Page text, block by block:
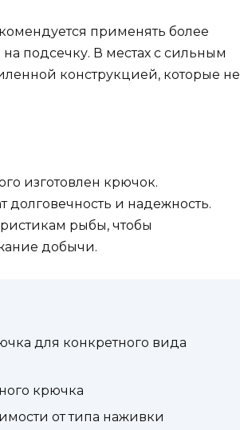
применять более
подсечку. В местах с сильным
конструкцией, которые не
изготовлен крючок.
долговечность и надежность.
рыбы, чтобы
добычи.
для конкретного вида
крючка
от типа наживки